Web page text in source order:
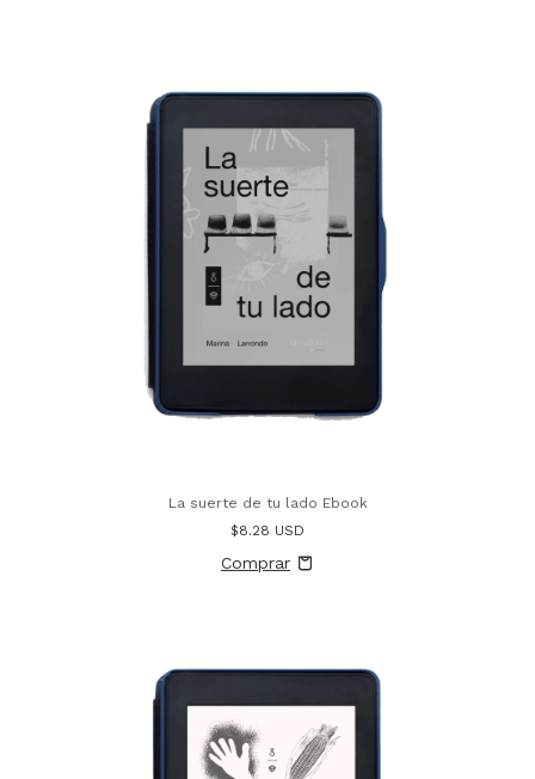
La suerte de tu lado Ebook
$8.28 USD